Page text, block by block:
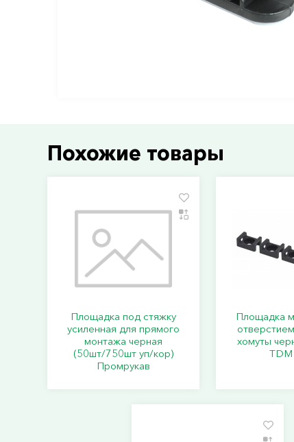
Похожие товары
Площадка под стяжку
усиленная для прямого
монтажа черная
(50шт/750шт уп/кор)
Промрукав
Площадка
хомуты